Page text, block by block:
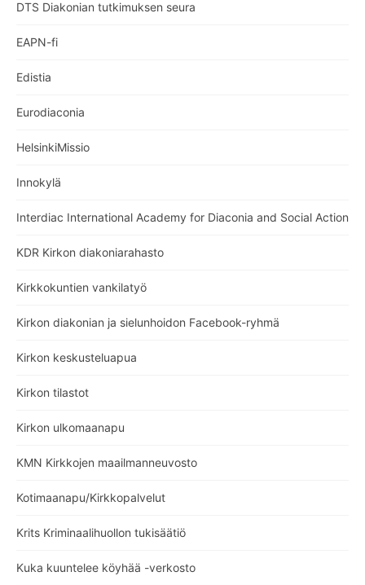
DTS Diakonian tutkimuksen seura
EAPN-fi
Edistia
Eurodiaconia
HelsinkiMissio
Innokylä
Interdiac International Academy for Diaconia and Social Action
KDR Kirkon diakoniarahasto
Kirkkokuntien vankilatyö
Kirkon diakonian ja sielunhoidon Facebook-ryhmä
Kirkon keskusteluapua
Kirkon tilastot
Kirkon ulkomaanapu
KMN Kirkkojen maailmanneuvosto
Kotimaanapu/Kirkkopalvelut
Krits Kriminaalihuollon tukisäätiö
Kuka kuuntelee köyhää -verkosto